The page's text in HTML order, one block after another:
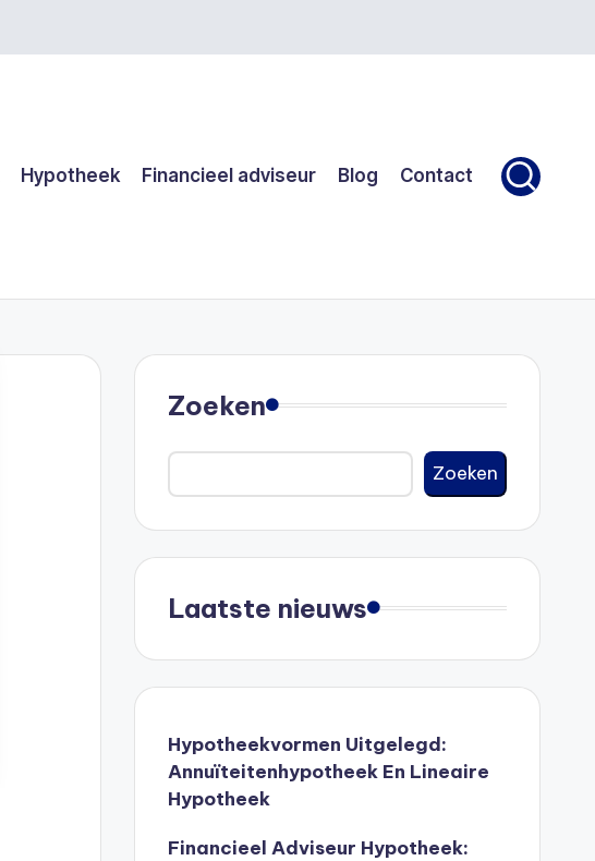
Hypotheek Financieel adviseur Blog Contact
Zoeken
Zoeken
Laatste nieuws
Hypotheekvormen Uitgelegd:
Annuïteitenhypotheek En Lineaire
Hypotheek
Financieel Adviseur Hypotheek: